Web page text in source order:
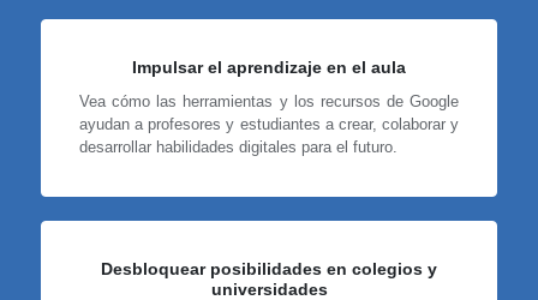
Impulsar el aprendizaje en el aula
Vea cómo las herramientas y los recursos de Google
ayudan a profesores y estudiantes a crear, colaborar y
desarrollar habilidades digitales para el futuro.
Desbloquear posibilidades en colegios y
universidades